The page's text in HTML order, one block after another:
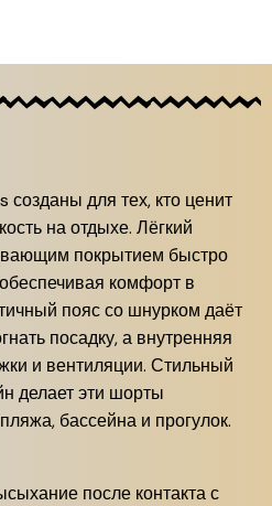
для тех, кто ценит
на отдыхе. Лёгкий
покрытием быстро
комфорт в
пояс со шнурком даёт
посадку, а внутренняя
и вентиляции. Стильный
делает эти шорты
бассейна и прогулок.
после контакта с